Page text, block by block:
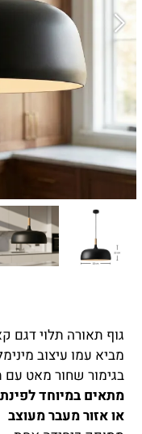
גוף תאורה תלוי דגם
מביא עמו עיצוב
בגימור שחור מאט עם
מתאים במיוחד
או אזור מעבר מעוצב